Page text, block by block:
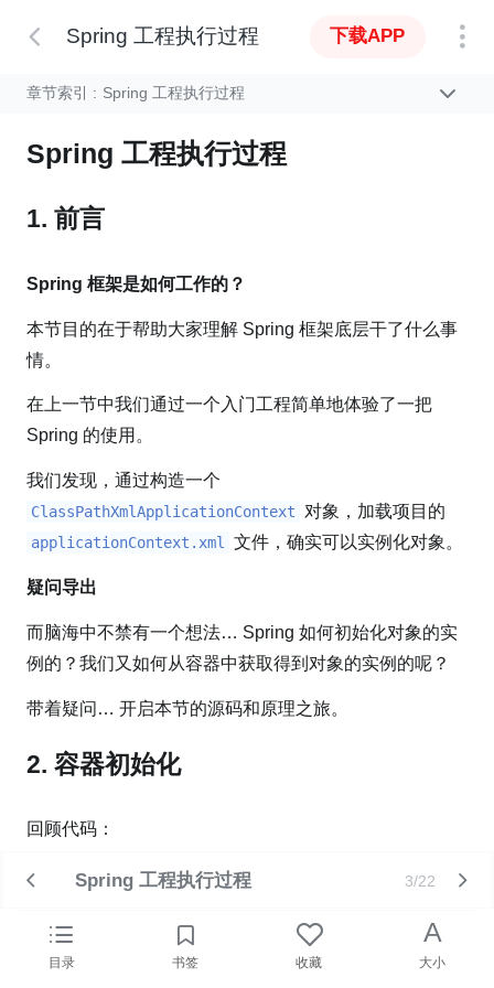
Spring 工程执行过程 下载APP
章节索引 : Spring 工程执行过程
Spring 工程执行过程
1. 前言
Spring 框架是如何工作的？
本节目的在于帮助大家理解 Spring 框架底层干了什么事
情。
在上一节中我们通过一个入门工程简单地体验了一把
Spring 的使用。
我们发现，通过构造一个
ClassPathXmlApplicationContext 对象，加载项目的
applicationContext.xml 文件，确实可以实例化对象。
疑问导出
而脑海中不禁有一个想法… Spring 如何初始化对象的实
例的？我们又如何从容器中获取得到对象的实例的呢？
带着疑问… 开启本节的源码和原理之旅。
2. 容器初始化
回顾代码：
public static main(String args
    ApplicationContext context
代码块 预览 复制
Spring 工程执行过程 3/22
目录 书签 收藏
A
大小